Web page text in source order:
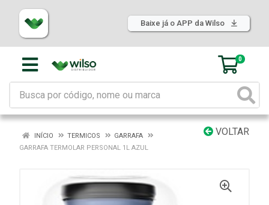
Baixe já o APP da Wilso
0
VOLTAR
INÍCIO TERMICOS
GARRAFA
GARRAFA TERMOLAR PERSONAL 1L AZUL